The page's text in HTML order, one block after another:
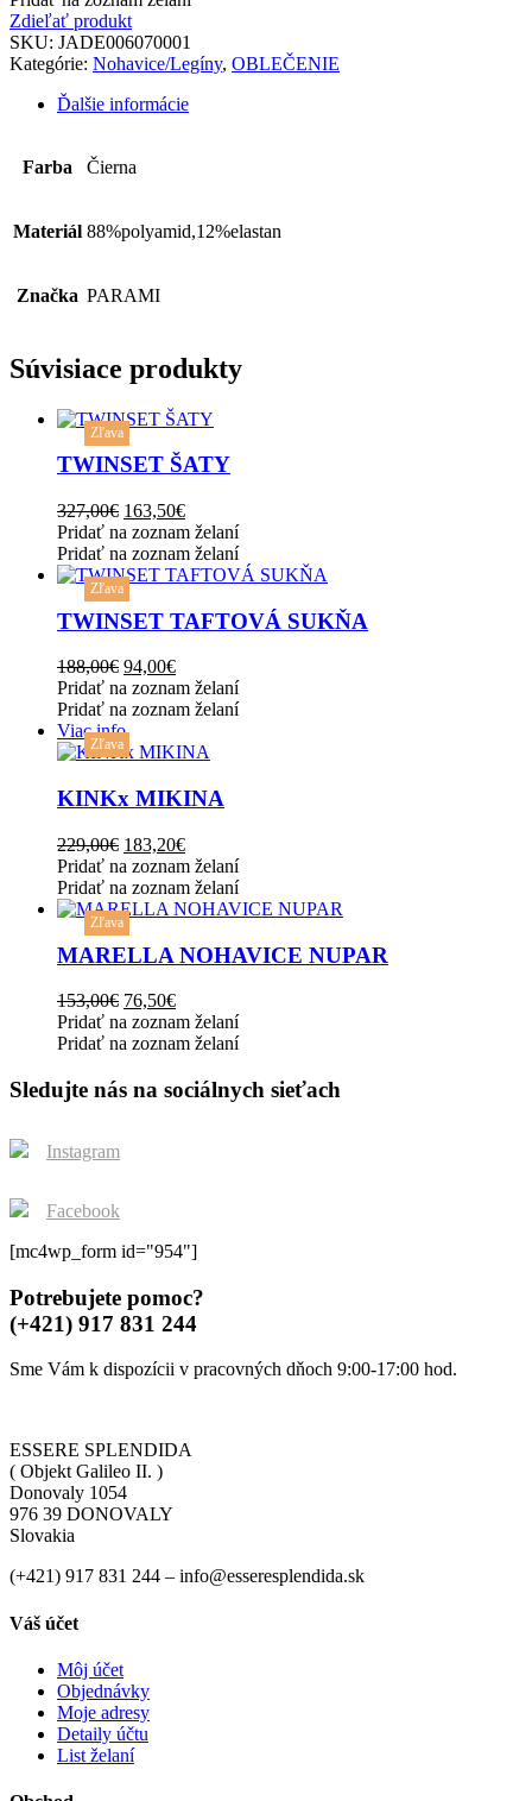
Zdieľať produkt
SKU: JADE006070001
Kategórie: Nohavice/Legíny, OBLEČENIE
Ďalšie informácie
Farba Čierna
Materiál 88%polyamid,12%elastan
Značka PARAMI
Súvisiace produkty
This
product
has
variants.
The
options
may
be
chosen
on
product
page
TWINSET ŠATY
327,00€ Original
price
was:
327,00€.
163,50€Current
price
is:
163,50€.
Zľava
Pridať na zoznam želaní
Pridať na zoznam želaní
This
product
has
multiple
variants.
The
options
may
be
chosen
on
the
page
TWINSET TAFTOVÁ SUKŇA
188,00€ Original
price
was:
188,00€.
94,00€Current
price
is:
Zľava
Pridať na zoznam želaní
Pridať na zoznam želaní
Viac info
KINKx MIKINA
229,00€ Original
price
was:
229,00€.
183,20€Current
price
is:
183,20€.
Zľava
Pridať na zoznam želaní
Pridať na zoznam želaní
This
product
has
multiple
variants.
The
options
be
chosen
the
product
MARELLA NOHAVICE NUPAR
153,00€ Original
price
was:
76,50€Current
price
is:
Zľava
Pridať na zoznam želaní
Pridať na zoznam želaní
Sledujte nás na sociálnych sieťach
Instagram
Facebook
[mc4wp_form id="954"]
Potrebujete pomoc?
(+421) 917 831 244
Sme Vám k dispozícii v pracovných dňoch 9:00-17:00 hod.
ESSERE SPLENDIDA
( Objekt Galileo II. )
Donovaly 1054
976 39 DONOVALY
Slovakia
(+421) 917 831 244 – info@esseresplendida.sk
Váš účet
Môj účet
Objednávky
Moje adresy
Detaily účtu
List želaní